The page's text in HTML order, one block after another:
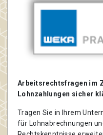
Arbeitsrechtsfragen im
Lohnzahlungen sicher
Tragen Sie in Ihrem
für Lohnabrechnungen